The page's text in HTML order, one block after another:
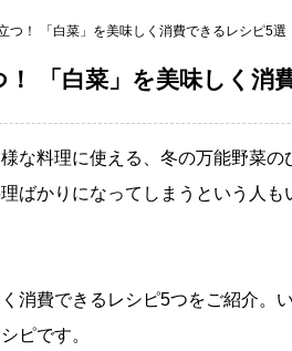
つ！ 「白菜」を美味しく消費できるレシピ5選
！ 「白菜」を美味しく消
な料理に使える、冬の万能野菜
ばかりになってしまうという人も
消費できるレシピ5つをご紹介。
ピです。